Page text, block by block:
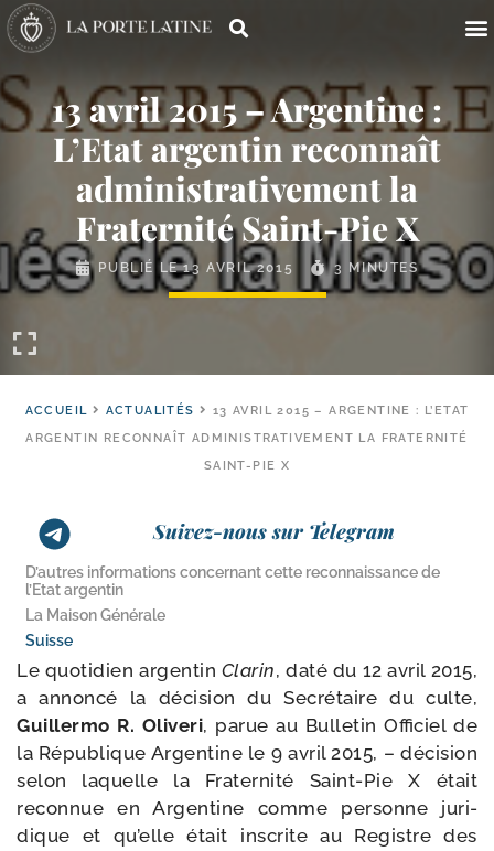
13 avril 2015 – Argentine :
L’Etat argentin reconnaît
administrativement la
Fraternité Saint-​Pie X
PUBLIÉ LE13 AVRIL 2015 3 MINUTES
ACCUEIL ACTUALITÉS
13 AVRIL 2015 – ARGENTINE : L’ETAT
ARGENTIN RECONNAÎT ADMINISTRATIVEMENT LA FRATERNITÉ
SAINT-PIE X
Suivez-nous sur Telegram
D’autres informations concernant cette reconnaissance de
l’Etat argentin
La Maison Générale
Suisse
Le quo­ti­dien argen­tin Clarin, daté du 12 avril 2015,
a annon­cé la déci­sion du Secrétaire du culte,
Guillermo R. Oliveri, parue au Bulletin Officiel de
la République Argentine le 9 avril 2015, – déci­sion
selon laquelle la Fraternité Saint-​Pie X était
recon­nue en Argentine comme per­sonne juri­
dique et qu’elle était ins­crite au Registre des